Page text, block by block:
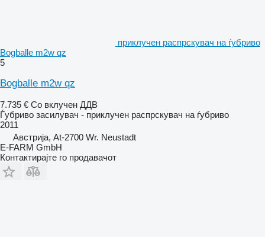
приклучен распрскувач на ѓубриво
Bogballe m2w qz
5
Bogballe m2w qz
7.735 € Со вклучен ДДВ
Ѓубриво засилувач - приклучен распрскувач на ѓубриво
2011
Австрија, At-2700 Wr. Neustadt
E-FARM GmbH
Контактирајте го продавачот